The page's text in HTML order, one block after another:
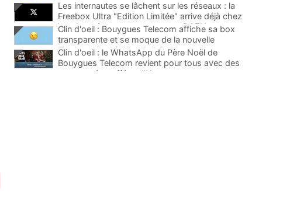
Les internautes se lâchent sur les réseaux : la
Freebox Ultra "Edition Limitée" arrive déjà chez
les abonnés, carton rouge pour DAZN
Clin d'oeil : Bouygues Telecom affiche sa box
transparente et se moque de la nouvelle
Freebox Ultra édition limitée
Clin d'oeil : le WhatsApp du Père Noël de
Bouygues Telecom revient pour tous avec des
nouveautés truffées d'IA